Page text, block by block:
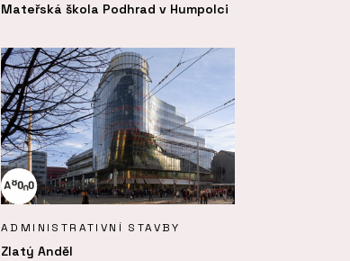
Mateřská škola Podhrad v Humpolci
ADMINISTRATIVNÍ STAVBY
Zlatý Anděl